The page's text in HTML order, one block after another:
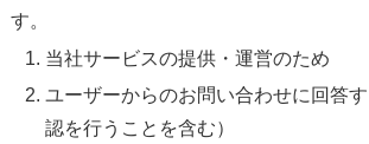
す。
当社サービスの提供・運営のため
ユーザーからのお問い合わせに回答
認を行うことを含む）